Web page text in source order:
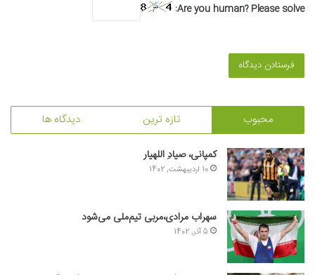
Are you human? Please solve:
محبوب تازه ترین دیدگاه ها
کمپانی، صیادِ اللهیار
10 اردیبهشت, 1402
سهراب مرادی،مربی تیم‌ملی می‌شود
5 آذر, 1402